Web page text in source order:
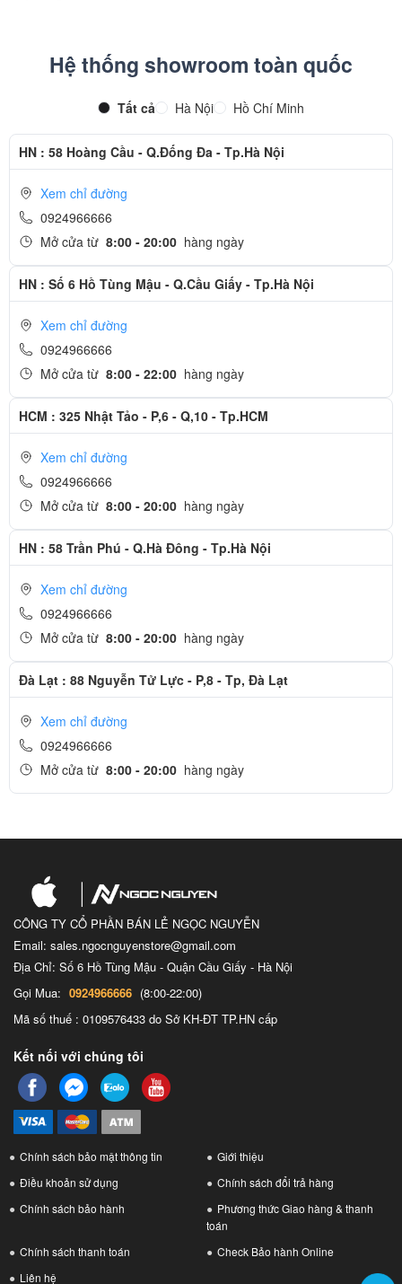
Hệ thống showroom toàn quốc
Tất cả Hà Nội Hồ Chí Minh
HN : 58 Hoàng Cầu - Q.Đống Đa - Tp.Hà Nội
Xem chỉ đường
0924966666
Mở cửa từ 8:00 - 20:00 hàng ngày
HN : Số 6 Hồ Tùng Mậu - Q.Cầu Giấy - Tp.Hà Nội
Xem chỉ đường
0924966666
Mở cửa từ 8:00 - 22:00 hàng ngày
HCM : 325 Nhật Tảo - P,6 - Q,10 - Tp.HCM
Xem chỉ đường
0924966666
Mở cửa từ 8:00 - 20:00 hàng ngày
HN : 58 Trần Phú - Q.Hà Đông - Tp.Hà Nội
Xem chỉ đường
0924966666
Mở cửa từ 8:00 - 20:00 hàng ngày
Đà Lạt : 88 Nguyễn Tử Lực - P,8 - Tp, Đà Lạt
Xem chỉ đường
0924966666
Mở cửa từ 8:00 - 20:00 hàng ngày
CÔNG TY CỔ PHẦN BÁN LẺ NGỌC NGUYỄN
Email: sales.ngocnguyenstore@gmail.com
Địa Chỉ: Số 6 Hồ Tùng Mậu - Quận Cầu Giấy - Hà Nội
Gọi Mua: 0924966666 (8:00-22:00)
Mã số thuế : 0109576433 do Sở KH-ĐT TP.HN cấp
Kết nối với chúng tôi
Chính sách bảo mật thông tin
Giới thiệu
Điều khoản sử dụng
Chính sách đổi trả hàng
Chính sách bảo hành
Phương thức Giao hàng & thanh
toán
Chính sách thanh toán
Check Bảo hành Online
Liên hệ